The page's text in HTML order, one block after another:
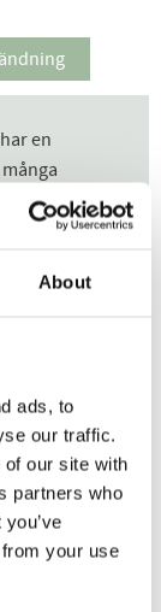
About
ads, to
our traffic.
our site with
partners who
your use
en
i den
i örtteer.
som kan bli
ett ogräs
Europa
som i
av
är känd
Örtagubbens